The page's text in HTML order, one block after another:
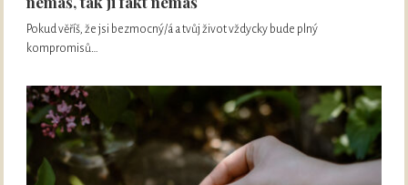
Pokud věříš, že jsi bezmocný/á a tvůj život vždycky bude plný
kompromisů…